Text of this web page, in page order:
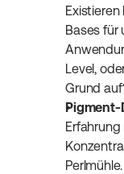
Bases für
Level,
Grund
Pigment-
Perlmühle.